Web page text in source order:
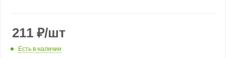
211 ₽/шт
Есть в наличии